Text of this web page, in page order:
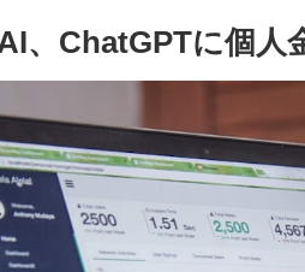
、ChatGPTに個人